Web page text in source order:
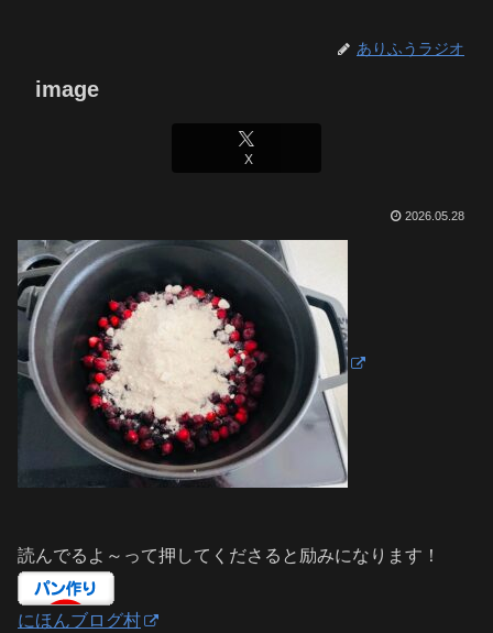
ありふうラジオ
image
X
2026.05.28
読んでるよ～って押してくださると励みになります！
にほんブログ村